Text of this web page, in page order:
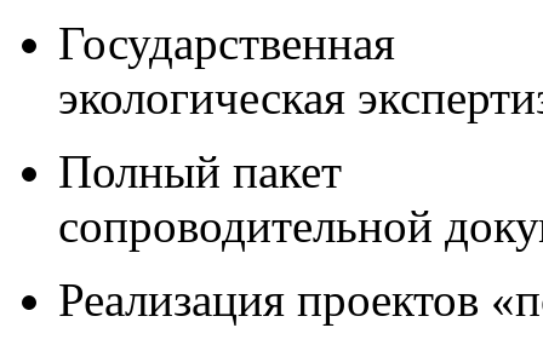
Государственная
экологическая
Полный пакет
сопроводительной
Реализация проектов